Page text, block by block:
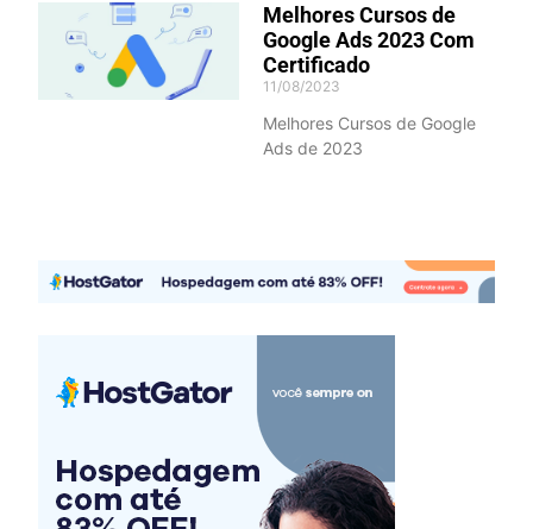
Melhores Cursos de
Google Ads 2023 Com
Certificado
11/08/2023
Melhores Cursos de Google
Ads de 2023